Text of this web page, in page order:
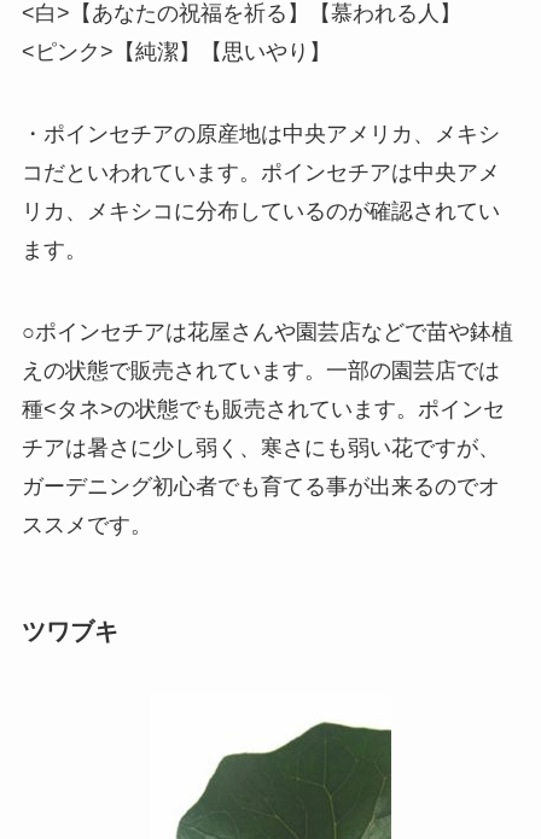
<白>【あなたの祝福を祈る】【慕われる人】
<ピンク>【純潔】【思いやり】
・ポインセチアの原産地は中央アメリカ、メキシ
コだといわれています。ポインセチアは中央アメ
リカ、メキシコに分布しているのが確認されてい
ます。
○ポインセチアは花屋さんや園芸店などで苗や鉢植
えの状態で販売されています。一部の園芸店では
種<タネ>の状態でも販売されています。ポインセ
チアは暑さに少し弱く、寒さにも弱い花ですが、
ガーデニング初心者でも育てる事が出来るのでオ
ススメです。
ツワブキ